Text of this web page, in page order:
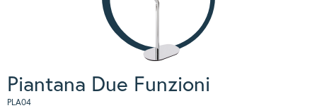
Piantana Due Funzioni
PLA04